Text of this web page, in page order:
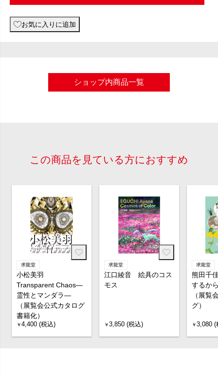
お気に入りに追加
ショップ内商品一覧
この商品を見ている方におすすめ
求龍堂
小松美羽
Transparent Chaos―
霊性とマンダラ―
（展覧会公式カタログ
書籍化）
￥4,400 (税込)
求龍堂
江口綾音 絵具のコス
モス
￥3,850 (税込)
求龍堂
熊田千
するか
（展覧
グ）
￥3,080 (